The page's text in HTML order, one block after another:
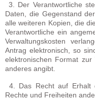
3. Der Verantwortliche
Daten, die Gegenstand
alle weiteren Kopien, die
Verantwortliche ein
Verwaltungskosten
Antrag elektronisch, so
elektronischen Format
anderes angibt.
4. Das Recht auf Erhalt
Rechte und Freiheiten